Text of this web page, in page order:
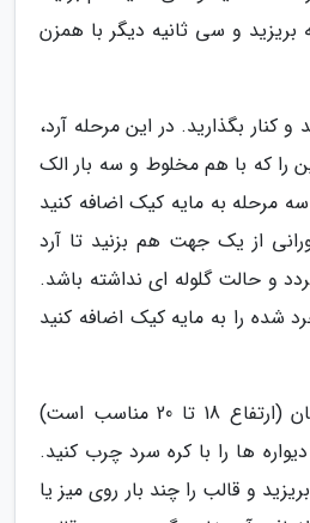
و سی ثانیه دیگر با همزن
کنار بگذارید. در این مرحله آرد،
را که با هم مخلوط و سه بار الک
مرحله به مایه کیک اضافه کنید
از یک جهت هم بزنید تا آرد
و حالت گلوله ای نداشته باشد.
شده را به مایه کیک اضافه کنید
5 ـ ته قالب مورد نظرتان (ارتفاع 18 تا 20 مناسب است)
ها را با کره سرد چرب کنید.
و قالب را چند بار روی میز یا